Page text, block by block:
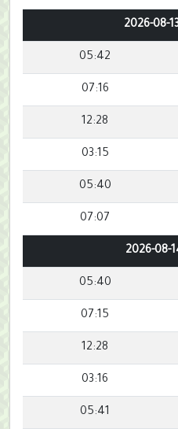
05:42
07:16
12:28
03:15
05:40
07:07
05:40
07:15
12:28
03:16
05:41